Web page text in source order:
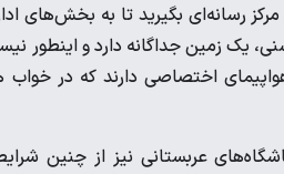
رسانه‌ای بگیرید تا به بخش‌های
یک زمین جداگانه دارد و اینطور
اختصاصی دارند که در خواب
عربستانی نیز از چنین